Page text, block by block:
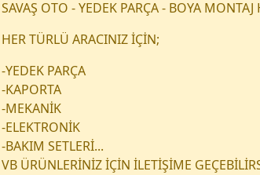
SAVAŞ OTO - YEDEK PARÇA - BOYA
HER TÜRLÜ ARACINIZ İÇİN;
-YEDEK PARÇA
-KAPORTA
-MEKANİK
-ELEKTRONİK
-BAKIM SETLERİ...
VB ÜRÜNLERİNİZ İÇİN İLETİŞİME